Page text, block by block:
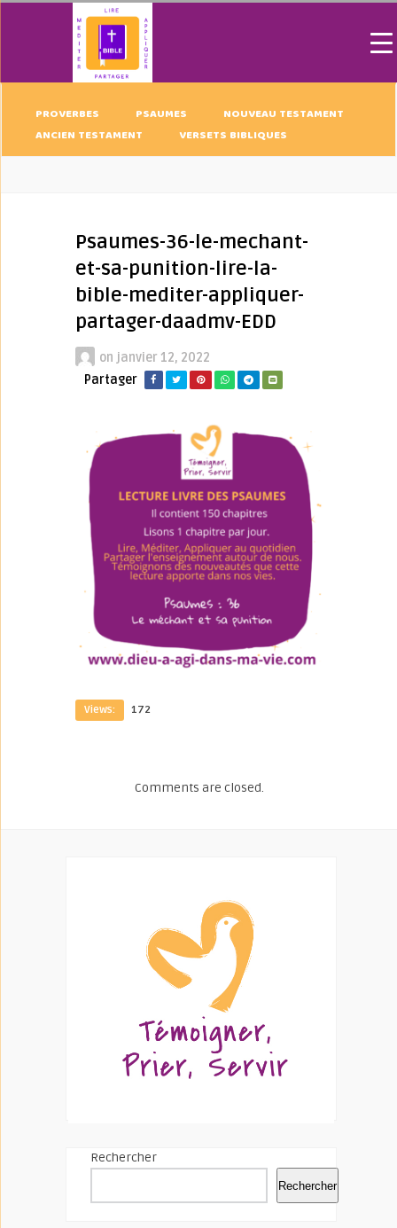
PROVERBES PSAUMES
NOUVEAU TESTAMENT
ANCIEN TESTAMENT
VERSETS BIBLIQUES
Psaumes-36-le-mechant-
et-sa-punition-lire-la-
bible-mediter-appliquer-
partager-daadmv-EDD
on janvier 12, 2022
Partager
Views: 172
Comments are closed.
Rechercher
Rechercher